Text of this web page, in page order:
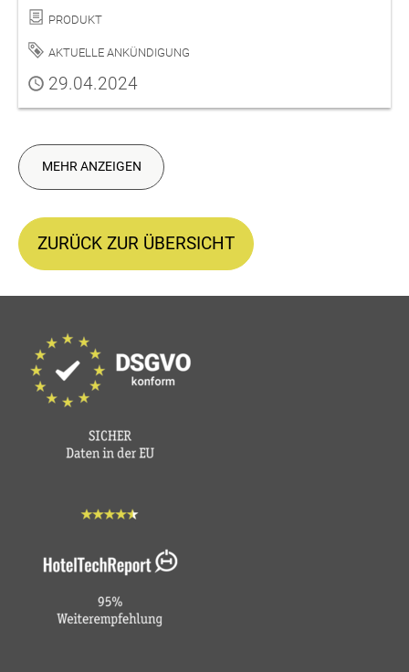
Kategorie
Produkt
Schlagwort
Aktuelle Ankündigung
Publiziert
29.04.2024
MEHR ANZEIGEN
ZURÜCK ZUR ÜBERSICHT